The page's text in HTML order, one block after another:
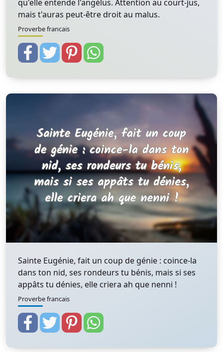
qu'elle entende l'angélus. Attention au court-jus,
mais t'auras peut-être droit au malus.
Proverbe francais
Sainte Eugénie, fait un coup de génie : coince-la
dans ton nid, ses rondeurs tu bénis, mais si ses
appâts tu dénies, elle criera ah que nenni !
Proverbe francais